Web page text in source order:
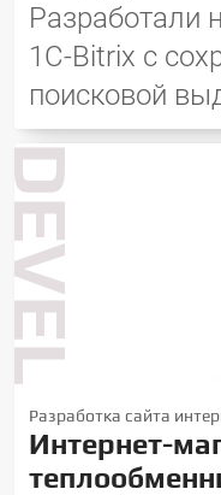
Разработали
1C-Bitrix с
поисковой
Разработка сайта
Интернет-